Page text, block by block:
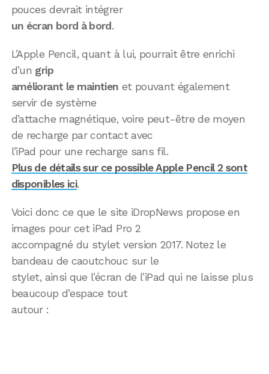
pouces devrait intégrer
un écran bord à bord.
L’Apple Pencil, quant à lui, pourrait être enrichi
d’un grip
améliorant le maintien et pouvant également
servir de système
d’attache magnétique, voire peut-être de moyen
de recharge par contact avec
l’iPad pour une recharge sans fil.
Plus de détails sur ce possible Apple Pencil 2 sont
disponibles ici.
Voici donc ce que le site iDropNews propose en
images pour cet iPad Pro 2
accompagné du stylet version 2017. Notez le
bandeau de caoutchouc sur le
stylet, ainsi que l’écran de l’iPad qui ne laisse plus
beaucoup d’espace tout
autour :